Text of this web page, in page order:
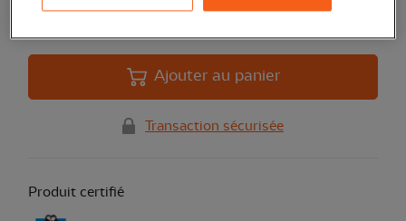
Ajouter au panier
Transaction sécurisée
Produit certifié